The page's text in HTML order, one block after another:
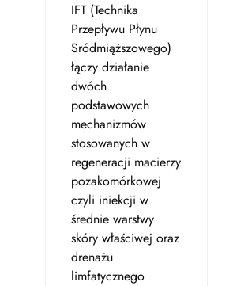
IFT (Technika
Przepływu Płynu
Sródmiąższowego)
łączy działanie
dwóch
podstawowych
mechanizmów
stosowanych w
regeneracji macierzy
pozakomórkowej
czyli iniekcji w
średnie warstwy
skóry właściwej oraz
drenażu
limfatycznego